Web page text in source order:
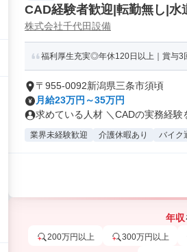
CAD経験者歓迎|転勤無し|水
株式会社千代田設備
福利厚生充実◎年休120日以上｜賞与3
〒955-0092新潟県三条市須頃
月給23万円～35万円
求めている人材 ＼CADの実務経験
業界未経験歓迎 介護休暇あり バイク
年収
200万円以上 300万円以上